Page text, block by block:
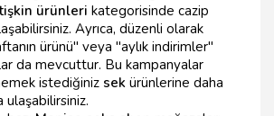
ürünleri kategorisinde cazip
Ayrıca, düzenli olarak
ürünü" veya "aylık indirimler"
da mevcuttur. Bu kampanyalar
istediğiniz sek ürünlerine daha